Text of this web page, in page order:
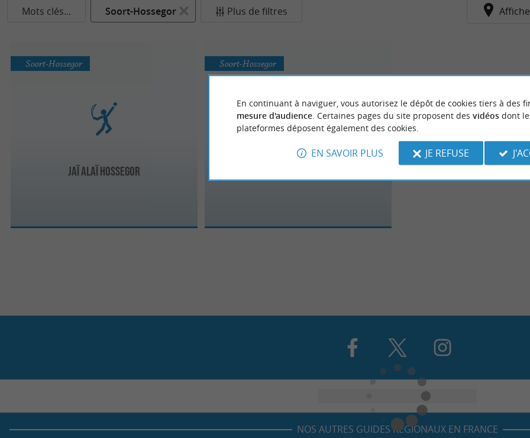
Mots clés... Soort-Hossegor Plus de filtres
JAÏ ALAÏ Hossegor
Soort-Hossegor Soort-Hossegor
NOS AUTRES GUIDES RÉGIONAUX EN FRANCE
En continuant à naviguer, vous autorisez le dépôt de cookies tiers à des
mesure d'audience. Certaines pages du site proposent des vidéosdont
plateformes déposent également des cookies.
EN SAVOIR PLUS JE REFUSE